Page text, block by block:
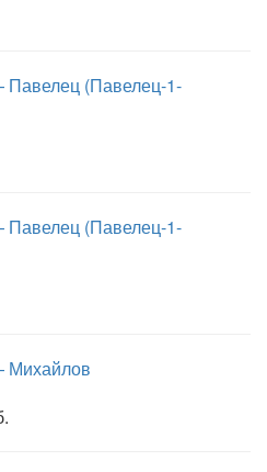
(Павелец-1-
(Павелец-1-
Михайлов